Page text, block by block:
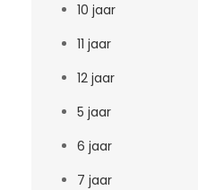
10 jaar
11 jaar
12 jaar
5 jaar
6 jaar
7 jaar